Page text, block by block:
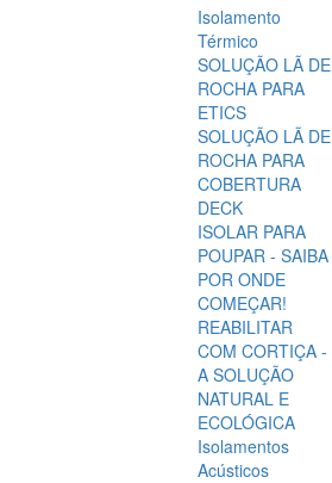
Isolamento
Térmico
SOLUÇÃO LÃ DE
ROCHA PARA
ETICS
SOLUÇÃO LÃ DE
ROCHA PARA
COBERTURA
DECK
ISOLAR PARA
POUPAR - SAIBA
POR ONDE
COMEÇAR!
REABILITAR
COM CORTIÇA -
A SOLUÇÃO
NATURAL E
ECOLÓGICA
Isolamentos
Acústicos